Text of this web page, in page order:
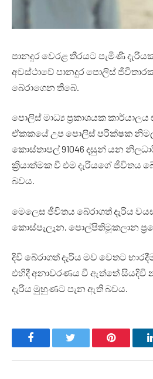
පානදුර වෙරළ තීරයට පැමිණි
අවස්ථාවේ පානදුර පොලිස්
බේරාගෙන තිබේ.
පොලිස් මාධ්‍ය ප්‍රකාශයක
ඒකකයේ උප පොලිස් පරීක්ෂක
කොස්තාපල් 91046 දසුන් යන
ක්‍රියාත්මක වී එම දැරියගේ ජීවිතය
බවය.
මෙලෙස ජීවිතය බේරාගත් දැරිය
කොස්පැලෑන, පොල්පිතිමූකලාන
දිවි බේරාගත් දැරිය මව වෙතට
එහිදී අනාවරණය වී ඇත්තේ සියදිවි
දැරිය මුහුණට පැන ඇති බවය.
FacebookTwitter Pinterest